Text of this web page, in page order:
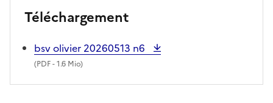
Téléchargement
bsv olivier 20260513 n6
(PDF- 1.6 Mio)